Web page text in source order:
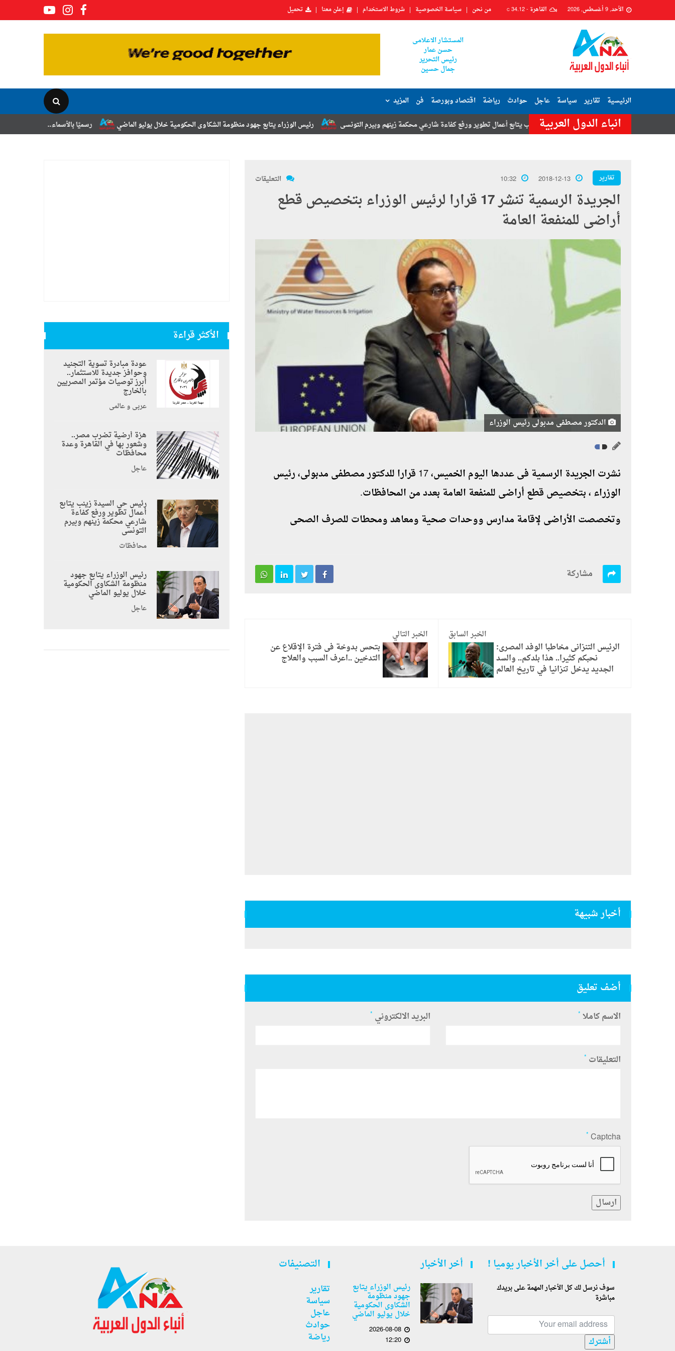
الأحد, 9 أغسطس, 2026 القاهرة -34.12
C من نحن سياسة الخصوصية شروط الاستخدام إعلن معنا تحميل
المستشار الاعلامى
حسن عمار
رئيس التحرير
جمال حسين
الرئيسية تقارير سياسة عاجل حوادث رياضة اقتصاد وبورصة فن المزيد
انباء الدول العربية رسميًا بالأسماء.. حركة الترقيات والتنقلات لضباط رئيس الوزراء يتابع جهود منظومة الشكاوى الحكومية خلال يوليو الماضي رئيس حي السيدة زينب يتابع أعمال تطوير ورفع كفاءة شارعي محكمة زينهم وبيرم التونسى
تقارير 2018-12-13
10:32 التعليقات
الجريدة الرسمية تنشر 17 قرارا لرئيس الوزراء بتخصيص قطع
أراضى للمنفعة العامة
الدكتور مصطفى مدبولى رئيس الوزراء
نشرت الجريدة الرسمية فى عددها اليوم الخميس، 17 قرارا للدكتور مصطفى مدبولى، رئيس
الوزراء ، بتخصيص قطع أراضى للمنفعة العامة بعدد من المحافظات.
وتخصصت الأراضى لإقامة مدارس ووحدات صحية ومعاهد ومحطات للصرف الصحى
مشاركة
الخبر السابق
الرئيس التنزانى مخاطبا الوفد المصرى:
نحبكم كثيرا.. هذا بلدكم.. والسد
الجديد يدخل تنزانيا في تاريخ العالم
الخبر التالي
بتحس بدوخة فى فترة الإقلاع عن
التدخين ..اعرف السبب والعلاج
أخبار شبيهة
أضف تعليق
الاسم كاملا * البريد الالكتروني *
التعليقات *
Captcha
*
ارسال
الأكثر قراءة
عودة مبادرة تسوية التجنيد
وحوافز جديدة للاستثمار..
أبرز توصيات مؤتمر المصريين
بالخارج
عربي و عالمي
هزة أرضية تضرب مصر..
وشعور بها في القاهرة وعدة
محافظات
عاجل
رئيس حي السيدة زينب يتابع
أعمال تطوير ورفع كفاءة
شارعي محكمة زينهم وبيرم
التونسى
محافظات
رئيس الوزراء يتابع جهود
منظومة الشكاوى الحكومية
خلال يوليو الماضي
عاجل
أحصل على أخر الأخبار يوميا !
سوف نرسل لك كل الأخبار المهمة على بريدك
مباشرة
أشترك
أخر الأخبار
رئيس الوزراء يتابع
جهود منظومة
الشكاوى الحكومية
خلال يوليو الماضي
2026-08-08
12:20
التصنيفات
تقارير
سياسة
عاجل
حوادث
رياضة